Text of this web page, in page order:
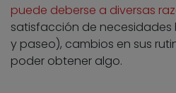
puede deberse a diversas
satisfacción de
y paseo), cambios en sus
poder obtener algo.